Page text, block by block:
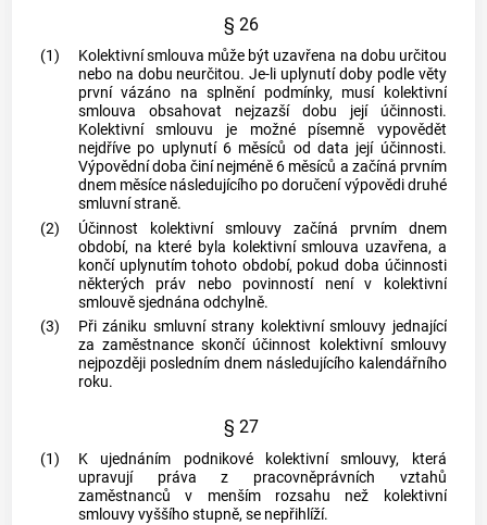
§ 26
(1)
Kolektivní smlouva může být uzavřena na dobu určitou
nebo na dobu neurčitou. Je-li uplynutí doby podle věty
první vázáno na splnění podmínky, musí kolektivní
smlouva obsahovat nejzazší dobu její účinnosti.
Kolektivní smlouvu je možné písemně vypovědět
nejdříve po uplynutí 6 měsíců od data její účinnosti.
Výpovědní doba činí nejméně 6 měsíců a začíná prvním
dnem měsíce následujícího po doručení výpovědi druhé
smluvní straně.
(2)
Účinnost kolektivní smlouvy začíná prvním dnem
období, na které byla kolektivní smlouva uzavřena, a
končí uplynutím tohoto období, pokud doba účinnosti
některých práv nebo povinností není v kolektivní
smlouvě sjednána odchylně.
(3)
Při zániku smluvní strany kolektivní smlouvy jednající
za zaměstnance skončí účinnost kolektivní smlouvy
nejpozději posledním dnem následujícího kalendářního
roku.
§ 27
(1)
K ujednáním podnikové kolektivní smlouvy, která
upravují práva z pracovněprávních vztahů
zaměstnanců v menším rozsahu než kolektivní
smlouvy vyššího stupně, se nepřihlíží.